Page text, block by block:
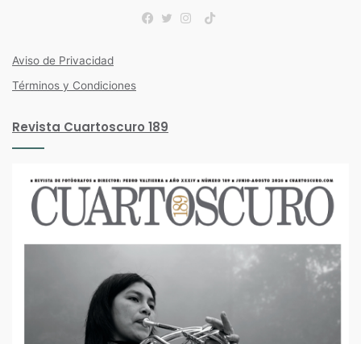
TikTok
Aviso de Privacidad
Términos y Condiciones
Revista Cuartoscuro 189